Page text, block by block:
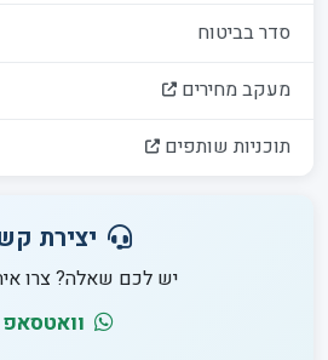
סדר בביטוח
מעקב מחירים
תוכניות שותפים
יצירת
יש לכם שאלה? צרו
וואטסאפ